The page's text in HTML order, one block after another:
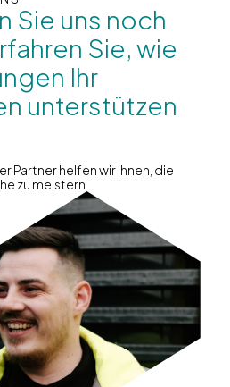
Sie uns noch
Sie, wie
Ihr
unterstützen
Partner helfen wir Ihnen, die
zu meistern.